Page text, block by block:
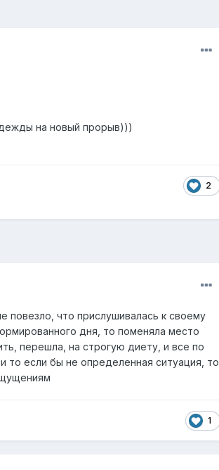
на новый прорыв)))
2
что прислушивалась к своему
дня, то поменяла место
перешла, на строгую диету, и все по
и то если бы не определенная ситуация, то
1